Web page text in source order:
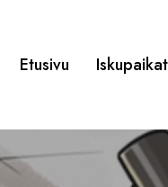
Etusivu Iskupaikat